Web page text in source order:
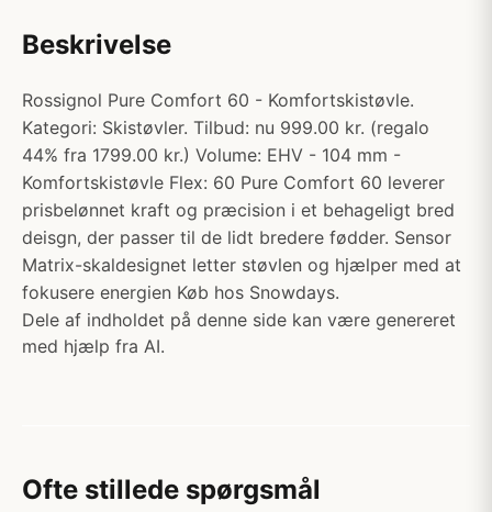
Beskrivelse
Rossignol Pure Comfort 60 - Komfortskistøvle.
Kategori: Skistøvler. Tilbud: nu 999.00 kr. (regalo
44% fra 1799.00 kr.) Volume: EHV - 104 mm -
Komfortskistøvle Flex: 60 Pure Comfort 60 leverer
prisbelønnet kraft og præcision i et behageligt bred
deisgn, der passer til de lidt bredere fødder. Sensor
Matrix-skaldesignet letter støvlen og hjælper med at
fokusere energien Køb hos Snowdays.
Dele af indholdet på denne side kan være genereret
med hjælp fra AI.
Ofte stillede spørgsmål